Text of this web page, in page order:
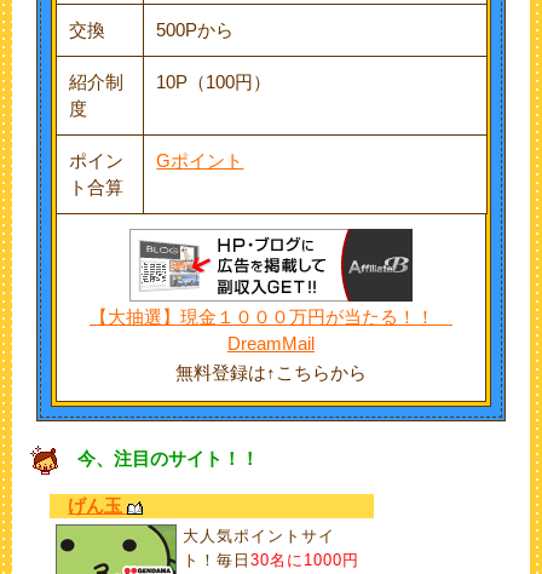
交換 500Pから
紹介制
度
10P（100円）
ポイン
ト合算
Gポイント
【大抽選】現金１０００万円が当たる！！
DreamMail
無料登録は↑こちらから
今、注目のサイト！！
げん玉
大人気ポイントサイ
ト！毎日30名に1000円